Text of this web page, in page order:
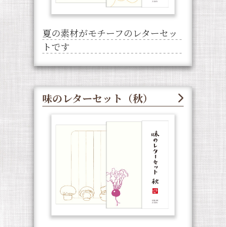
夏の素材がモチーフのレターセッ
トです
味のレターセット（秋）